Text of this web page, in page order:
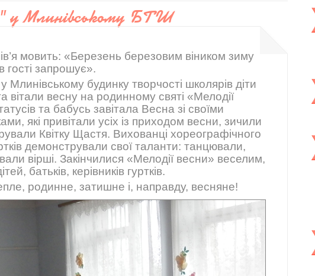
у Млинівському БТШ
мовить: «Березень березовим віником зиму
гості запрошує».
Млинівському будинку творчості школярів діти
вітали весну на родинному святі «Мелодії
та бабусь завітала Весна зі своїми
які привітали усіх із приходом весни, зичили
Квітку Щастя. Вихованці хореографічного
демонстрували свої таланти: танцювали,
вірші. Закінчилися «Мелодії весни» веселим,
батьків, керівників гуртків.
родинне, затишне і, направду, весняне!